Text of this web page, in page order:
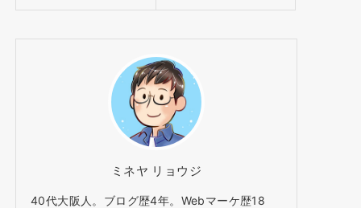
ミネヤ リョウジ
40代大阪人。ブログ歴4年。Webマーケ歴18